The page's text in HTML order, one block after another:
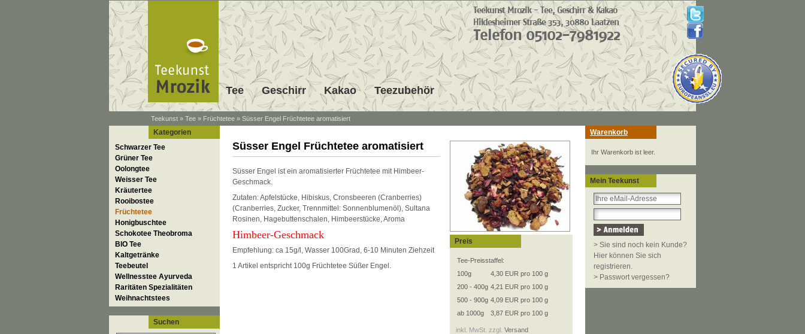
Tee Geschirr Kakao Teezubehör
Teekunst » Tee » Früchtetee » Süsser Engel Früchtetee aromatisiert
Kategorien
Schwarzer Tee
Grüner Tee
Oolongtee
Weisser Tee
Kräutertee
Rooibostee
Früchtetee
Honigbuschtee
Schokotee Theobroma
BIO Tee
Kaltgetränke
Teebeutel
Wellnesstee Ayurveda
Raritäten Spezialitäten
Weihnachtstees
Suchen
Süsser Engel Früchtetee aromatisiert
Süsser Engel ist ein aromatisierter Früchtetee mit Himbeer-
Geschmack.
Zutaten: Apfelstücke, Hibiskus, Cronsbeeren (Cranberries)
(Cranberries, Zucker, Trennmittel: Sonnenblumenöl), Sultana
Rosinen, Hagebuttenschalen, Himbeerstücke, Aroma
Himbeer-Geschmack
Empfehlung: ca 15g/l, Wasser 100Grad, 6-10 Minuten Ziehzeit
1 Artikel entspricht 100g Früchtetee Süßer Engel.
Preis
Tee-Preisstaffel:
100g
4,30 EUR pro 100 g
200 - 400g 4,21 EUR pro 100 g
500 - 900g 4,09 EUR pro 100 g
ab 1000g
3,87 EUR pro 100 g
inkl. MwSt. zzgl. Versand
Warenkorb
Ihr Warenkorb ist leer.
Mein Teekunst
> Sie sind noch kein Kunde?
Hier können Sie sich
registrieren.
> Passwort vergessen?